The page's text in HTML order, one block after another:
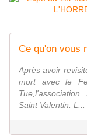
Ce qu'on vous
Après avoir
mort avec le
Saint Valentin. L...